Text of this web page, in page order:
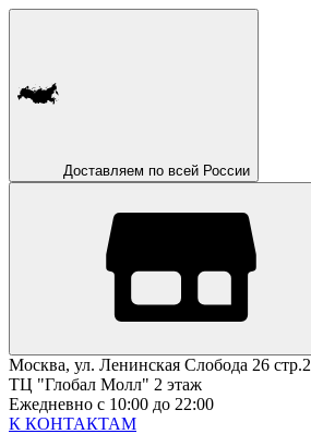
Доставляем по всей России
Москва, ул. Ленинская Слобода 26 стр.2
ТЦ "Глобал Молл" 2 этаж
Ежедневно с 10:00 до 22:00
К КОНТАКТАМ